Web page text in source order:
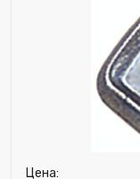
Цена: